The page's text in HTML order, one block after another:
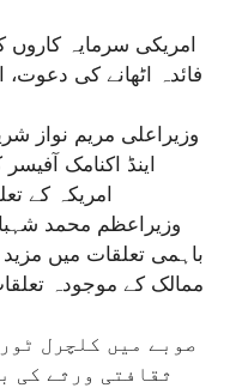
امریکی سرمایہ
فائدہ اٹھانے کی
وزیراعلی مریم نواز
اینڈ اکنامک آفیسر
امریکہ کے
وزیراعظم محمد
باہمی تعلقات میں
ممالک کے موجودہ
صوبے میں کلچرل
ثقافتی ورثے کی